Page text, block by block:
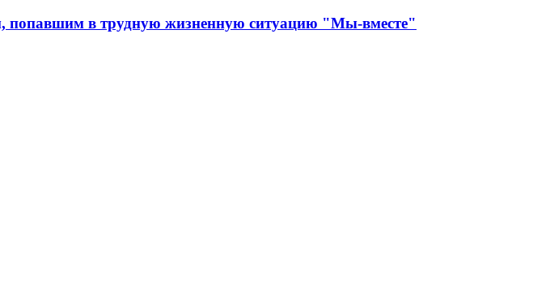
попавшим в трудную жизненную ситуацию "Мы-вместе"